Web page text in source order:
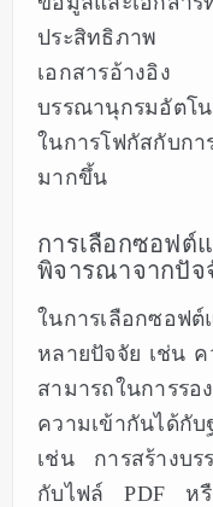
ประสิทธิภาพ ท
เอกสารอ้างอิง
บรรณานุกรมอัตโ
ในการโฟกัสกับกา
มากขึ้น
การเลือกซอฟต์
พิจารณาจากปัจ
ในการเลือกซอฟ
หลายปัจจัย เช่น
สามารถในการรอ
ความเข้ากันได้
เช่น การสร้างบ
กับไฟล์ PDF หรื